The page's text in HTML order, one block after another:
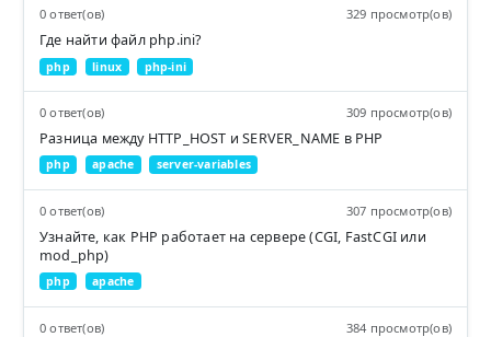
0 ответ(ов) 329 просмотр(ов)
Где найти файл php.ini?
php linux php-ini
0 ответ(ов) 309 просмотр(ов)
Разница между HTTP_HOST и SERVER_NAME в PHP
php apache server-variables
0 ответ(ов) 307 просмотр(ов)
Узнайте, как PHP работает на сервере (CGI, FastCGI или
mod_php)
php apache
0 ответ(ов) 384 просмотр(ов)